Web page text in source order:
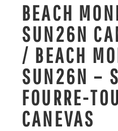
BEACH
SUN26N
/ BEACH
SUN26N –
FOURRE-
CANEVAS